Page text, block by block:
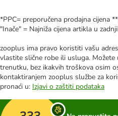
*PPC= preporučena prodajna cijena **
"Inače" = Najniža cijena artikla u
zooplus ima pravo koristiti vašu
vlastite slične robe ili usluga.
trenutku, bez ikakvih troškova osim
kontaktiranjem zooplus službe za
pronaći u: Izjavi o zaštiti podataka